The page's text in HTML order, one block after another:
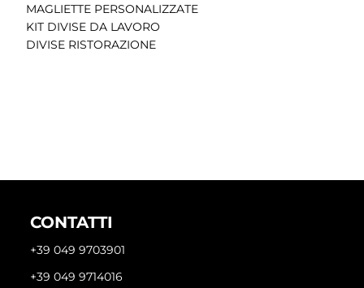
MAGLIETTE PERSONALIZZATE
KIT DIVISE DA LAVORO
DIVISE RISTORAZIONE
CONTATTI
+39 049 9703901
+39 049 9714016